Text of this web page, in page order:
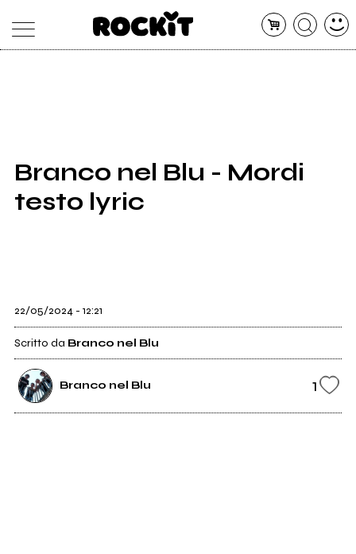
SHOP
RADIO
Branco nel Blu - Mordi
testo lyric
22/05/2024 - 12:21
Scritto da Branco nel Blu
Branco nel Blu 1